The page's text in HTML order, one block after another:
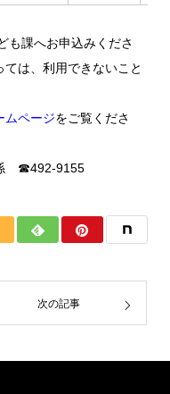
も課へお申込みくださ
は、利用できないこと
ムページをご覧くださ
☎492-9155
次の記事